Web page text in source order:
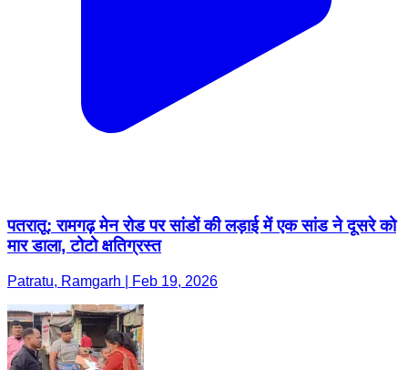
पतरातू: रामगढ़ मेन रोड पर सांडों की लड़ाई में एक सांड ने दूसरे को
मार डाला, टोटो क्षतिग्रस्त
Patratu, Ramgarh | Feb 19, 2026